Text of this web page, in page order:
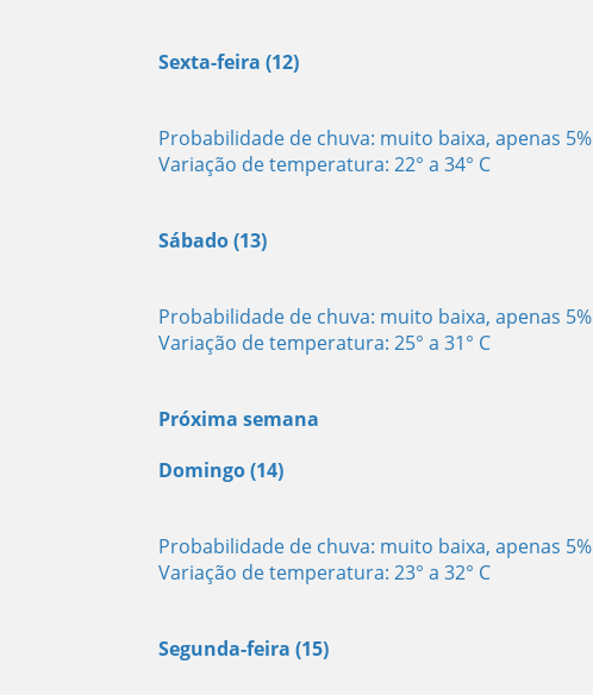
Sexta-feira (12)
Probabilidade de chuva: muito baixa, apenas 5%
Variação de temperatura: 22° a 34° C
Sábado (13)
Probabilidade de chuva: muito baixa, apenas 5%
Variação de temperatura: 25° a 31° C
Próxima semana
Domingo (14)
Probabilidade de chuva: muito baixa, apenas 5%
Variação de temperatura: 23° a 32° C
Segunda-feira (15)